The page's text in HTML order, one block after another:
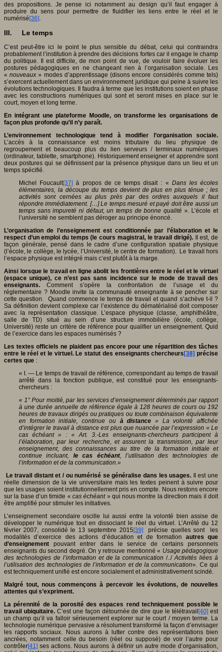
des propositions. Je pense ici notamment au design qu’il faut engager à
produire du sens pour permettre de fluidifier les liens entre le réel et le
numérisé [36].
III. Le temps
C’est peut-être ici le point le plus sensible du débat, celui qui contraindra
probablement l’institution à prendre des décisions fortes car il engage le champ
du politique. Il est difficile, de mon point de vue, de vouloir faire évoluer les
postures pédagogiques en ne changeant rien à l’organisation sociale. Les
«nouveaux» modes d’apprentissage (disons encore considérés comme tels)
s’exercent actuellement dans un environnement juridique qui peine à suivre les
évolutions technologiques. Il faudra à terme que les institutions soient en phase
avec les constructions numériques qui sont et seront mises en place sur le
court, moyen et long terme.
En intégrant une plateforme Moodle, on transforme les organisations de
façon plus profonde qu’il n’y paraît.
L’environnement technologique tend à modifier l’organisation sociale.
L’accès à la connaissance est moins tributaire du lieu physique de
regroupement et beaucoup plus du lien serveurs / terminaux numériques
(ordinateur, tablette, smartphone). Historiquement enseigner et apprendre sont
deux postures qui se définissent par la présence physique dans un lieu et un
temps spécifié.
Michel Foucault[37] à propos de ce temps disait : « Dans les écoles
élémentaires, la découpe du temps devient de plus en plus ténue ; les
activités sont cernées au plus près par des ordres auxquels il faut
répondre immédiatement. […] Le temps mesuré et payé doit être aussi un
temps sans impureté ni défaut, un temps de bonne qualité ». L’école et
l’université ne semblent pas déroger au principe énoncé.
L’organisation de l’enseignement est conditionnée par l’élaboration et le
respect d’un emploi du temps (le cours magistral, le travail dirigé).Il est, de
façon générale, pensé dans le cadre d’une configuration spatiale physique
(l’école, le collège, le lycée, l’Université, le centre de formation). Le travail hors
l’espace physique est intégré mais c’est plutôt à la marge.
Ainsi lorsque le travail en ligne abolit les frontières entre le réel et le virtuel
(espace unique), ce n’est pas sans incidence sur le mode de travail des
enseignants. Comment s’opère la confrontation de l’usage et du
réglementaire ? Moodle invite la communauté enseignante à se pencher sur
cette question. Quand commence le temps de travail et quand s’achève t-il ?
Sa définition devient complexe car l’existence du dématérialisé doit composer
avec la représentation classique. L’espace physique (classe, amphithéâtre,
salle de TD) situé au sein d’une structure immobilière (école, collège,
Université) reste un critère de référence pour qualifier un enseignement. Quid
de l’exercice dans les espaces numérisés ?
Les textes officiels ne plaident pas encore pour une répartition des tâches
entre le réel et le virtuel. Le statut des enseignants chercheurs [38] précise
certes que :
« I. ― Le temps de travail de référence, correspondant au temps de travail
arrêté dans la fonction publique, est constitué pour les enseignants-
chercheurs :
« 1° Pour moitié, par les services d’enseignement déterminés par rapport
à une durée annuelle de référence égale à 128 heures de cours ou 192
heures de travaux dirigés ou pratiques ou toute combinaison équivalente
en formation initiale, continue ou à distance » La volonté affichée
d’intégrer le travail à distance est plus que nuancée par l’expression « Le
cas échéant » : «Art. 3.-Les enseignants-chercheurs participent à
l’élaboration, par leur recherche, et assurent la transmission, par leur
enseignement, des connaissances au titre de la formation initiale et
continue incluant, le cas échéant, l’utilisation des technologies de
l’information et de la communication.»
Le travail distant et / ou numérisé se généralise dans les usages. Il est une
réelle dimension de la vie universitaire mais les textes peinent à suivre pour
que les usages soient institutionnellement pris en compte. Nous restons encore
sur la base d’un timide « cas échéant » qui nous montre la direction mais il doit
être amplifié pour stimuler les initiatives.
L’enseignement secondaire oscille lui aussi entre la volonté bien assise de
développer le numérique tout en dissociant le réel du virtuel. L’Arrêté du 12
février 2007, consolidé le 13 septembre 2015 [39] précise quelles sont les
modalités d’exercice des actions d’éducation et de formation autres que
d’enseignement pouvant entrer dans le service de certains personnels
enseignants du second degré. On y retrouve mentionné « Usage pédagogique
des technologies de l’information et de la communication /../Activités liées à
l’utilisation des technologies de l’information et de la communication». Ce qui
est techniquement unifié est encore socialement et administrativement scindé.
Malgré tout, nous commençons à percevoir les évolutions, de nouvelles
attentes qui s’expriment.
La pérennité de la porosité des espaces rend techniquement possible le
travail ubiquitaire.C’est une façon détournée de dire que le télétravail [40] est
un champ qu’il va falloir sérieusement explorer sur le court / moyen terme. La
technologie numérique pervasive a résolument transformé la façon d’envisager
les rapports sociaux. Nous aurons à lutter contre des représentations bien
ancrées, notamment celle du besoin (réel ou supposé) de voir l’autre pour
contrôler[41] ses actions. Nous aurons à définir un autre mode d’organisation,